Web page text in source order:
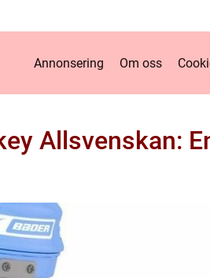
Annonsering Om oss
Allsvenskan: